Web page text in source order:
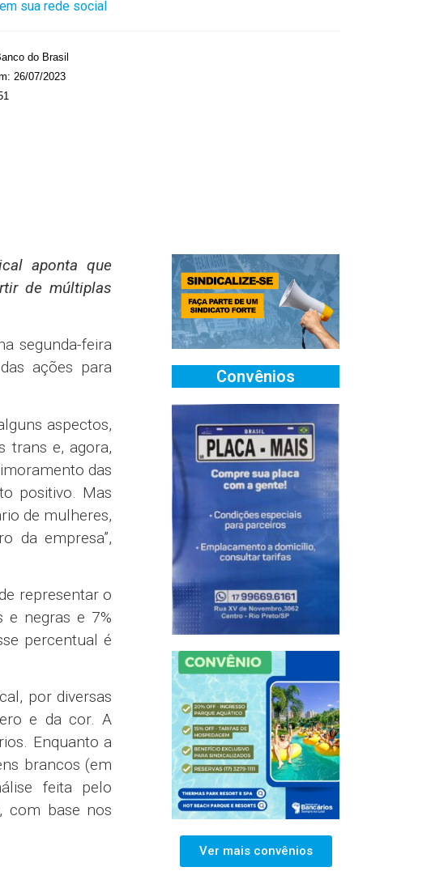
sua rede social
do Brasil
26/07/2023
aponta que
de múltiplas
segunda-feira
ações para
aspectos,
trans e, agora,
das
positivo. Mas
de mulheres,
da empresa”,
representar o
e negras e 7%
percentual é
por diversas
e da cor. A
Enquanto a
brancos (em
feita pelo
com base nos
Convênios
Ver mais convênios